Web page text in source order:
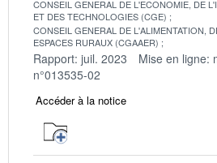
CONSEIL GENERAL DE L'ECONOMIE, DE
ET DES TECHNOLOGIES (CGE)
CONSEIL GENERAL DE L'ALIMENTATION,
ESPACES RURAUX (CGAAER)
Rapport: juil. 2023 Mise en ligne:
n°013535-02
Accéder à la notice